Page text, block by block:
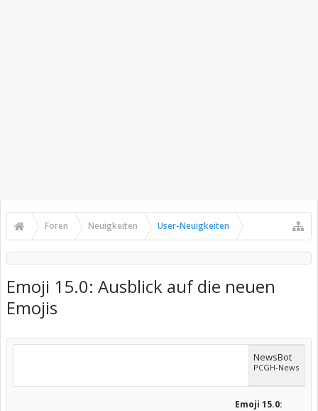
Foren Neuigkeiten User-Neuigkeiten
Emoji 15.0: Ausblick auf die neuen
Emojis
NewsBot
PCGH-News
Emoji 15.0: